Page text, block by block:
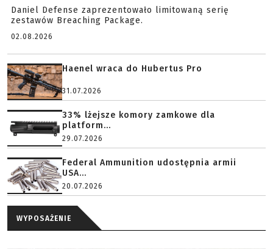
Daniel Defense zaprezentowało limitowaną serię
zestawów Breaching Package.
02.08.2026
Haenel wraca do Hubertus Pro
31.07.2026
33% lżejsze komory zamkowe dla
platform...
29.07.2026
Federal Ammunition udostępnia armii
USA...
20.07.2026
WYPOSAŻENIE